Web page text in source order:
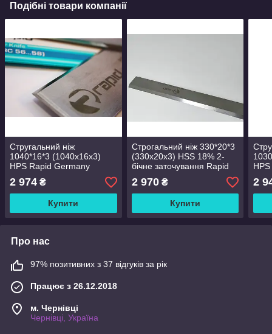
Подібні товари компанії
Стругальний ніж
1040*16*3 (1040х16х3)
HPS Rapid Germany
2 974 ₴
Купити
Строгальний ніж 330*20*3
(330х20х3) HSS 18% 2-
бічне заточування Rapid
2 970₴
Купити
2
Про нас
97% позитивних з 37 відгуків за рік
Працює з 26.12.2018
м. Чернівці
Чернівці, Україна